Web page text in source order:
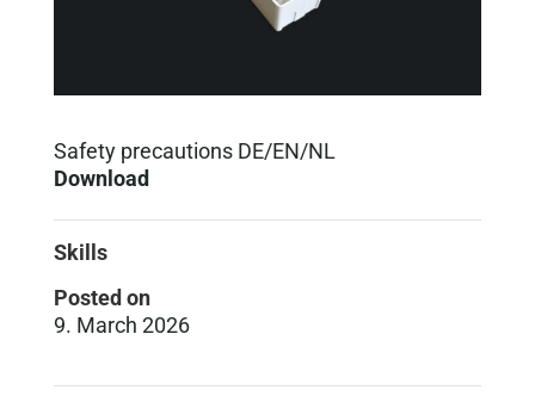
Safety precautions DE/EN/NL
Download
Skills
Posted on
9. March 2026